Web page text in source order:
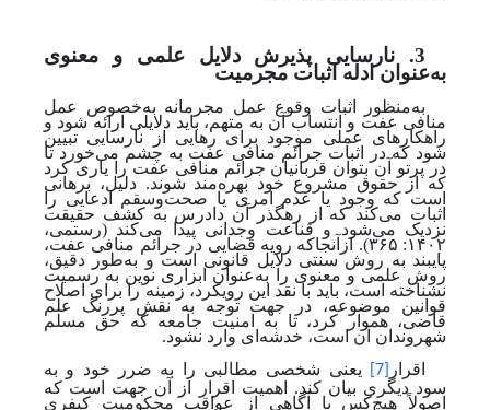
3. نارسایی پذیرش دلایل علمی و معنوی
بهعنوان ادله اثبات مجرمیت
به‌منظور اثبات وقوع عمل مجرمانه به‌خصوص عمل
منافی عفت و انتساب آن به متهم، باید دلایلی ارائه شود و
راهکارهای عملی موجود برای رهایی از نارسایی تبیین
شود که در اثبات جرائم منافی عفت به چشم می‌خورد تا
در پرتو آن بتوان قربانیان جرائم منافی عفت را یاری کرد
که از حقوق مشروع خود بهره‌مند شوند. دلیل، برهانی
است که وجود یا عدم امری یا صحت‌وسقم ادعایی را
اثبات می‌کند که از رهگذر آن دادرس به کشف حقیقت
نزدیک می‌شود و قناعت وجدانی پیدا می‌کند (رستمی،
۱۴۰۲: ۳۶۵).
ازآنجاکه رویه قضایی در جرائم منافی عفت،
پایبند به روش سنتی دلایل قانونی است و بهطور دقیق،
روش علمی و معنوی را به‌عنوان ابزاری نوین به رسمیت
نشناخته است، باید با نقد این رویکرد، زمینه را برای اصلاح
قوانین موضوعه، در جهت توجه به نقش پررنگ علم
قاضی، هموار کرد، تا به امنیت جامعه که حق مسلم
شهروندان آن است، خدشه ای وارد نشود.
اقرار
[7]
یعنی شخصی مطالبی را به ضرر خود و به
سود دیگری بیان کند. اهمیت اقرار از آن جهت است که
اصولاً هیچ‌کس با آگاهی از عواقب محکومیت کیفری